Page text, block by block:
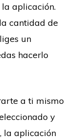
aplicación.
cantidad de
un
hacerlo
a ti mismo
y
la aplicación